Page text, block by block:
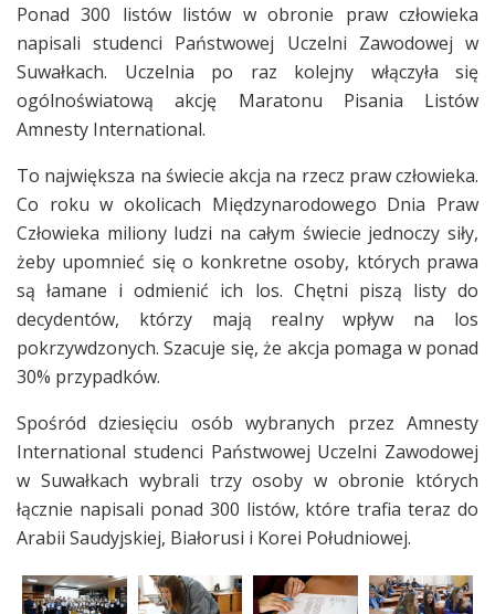
Ponad 300 listów listów w obronie praw człowieka
napisali studenci Państwowej Uczelni Zawodowej w
Suwałkach. Uczelnia po raz kolejny włączyła się
ogólnoświatową akcję Maratonu Pisania Listów
Amnesty International.
To największa na świecie akcja na rzecz praw człowieka.
Co roku w okolicach Międzynarodowego Dnia Praw
Człowieka miliony ludzi na całym świecie jednoczy siły,
żeby upomnieć się o konkretne osoby, których prawa
są łamane i odmienić ich los. Chętni piszą listy do
decydentów, którzy mają realny wpływ na los
pokrzywdzonych. Szacuje się, że akcja pomaga w ponad
30% przypadków.
Spośród dziesięciu osób wybranych przez Amnesty
International studenci Państwowej Uczelni Zawodowej
w Suwałkach wybrali trzy osoby w obronie których
łącznie napisali ponad 300 listów, które trafia teraz do
Arabii Saudyjskiej, Białorusi i Korei Południowej.